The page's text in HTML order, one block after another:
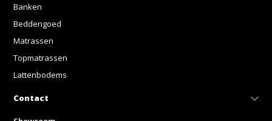
Banken
Beddengoed
Matrassen
Topmatrassen
Lattenbodems
Contact